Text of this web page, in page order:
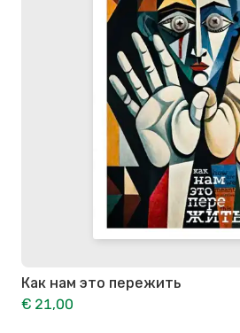
Как нам это пережить
€ 21,00